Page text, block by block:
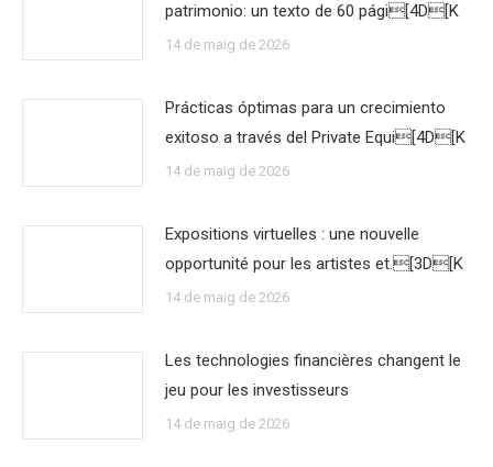
patrimonio: un texto de 60 pági[4D[K
14 de maig de 2026
Prácticas óptimas para un crecimiento
exitoso a través del Private Equi[4D[K
14 de maig de 2026
Expositions virtuelles : une nouvelle
opportunité pour les artistes et.[3D[K
14 de maig de 2026
Les technologies financières changent le
jeu pour les investisseurs
14 de maig de 2026